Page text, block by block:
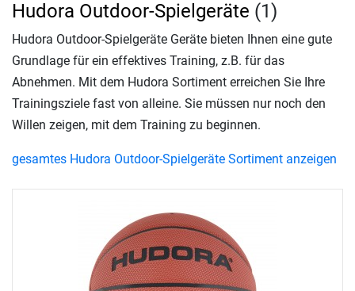
Hudora Outdoor-Spielgeräte (1)
Hudora Outdoor-Spielgeräte Geräte bieten Ihnen eine gute
Grundlage für ein effektives Training, z.B. für das
Abnehmen. Mit dem Hudora Sortiment erreichen Sie Ihre
Trainingsziele fast von alleine. Sie müssen nur noch den
Willen zeigen, mit dem Training zu beginnen.
gesamtes Hudora Outdoor-Spielgeräte Sortiment anzeigen